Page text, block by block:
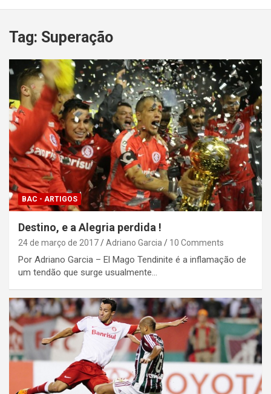
Tag: Superação
BAC - ARTIGOS
Destino, e a Alegria perdida !
24 de março de 2017 Adriano Garcia 10 Comments
Por Adriano Garcia – El Mago Tendinite é a inflamação de
um tendão que surge usualmente…